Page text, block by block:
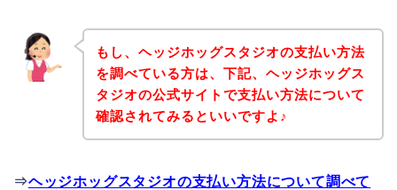
もし、ヘッジホッグスタジオの支払い方法
を調べている方は、下記、ヘッジホッグス
タジオの公式サイトで支払い方法について
確認されてみるといいですよ♪
⇒ヘッジホッグスタジオの支払い方法について調べて